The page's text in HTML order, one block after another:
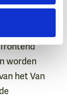
worden
het Van